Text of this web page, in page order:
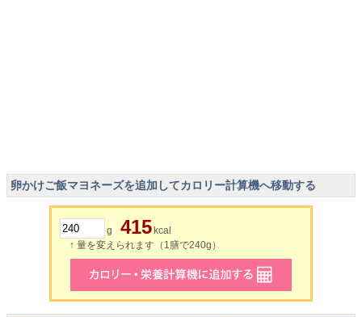
卵かけご飯マヨネーズを追加してカロリー計算機へ移動する
g 415 kcal
↑ 量を変えられます（1膳で240g）